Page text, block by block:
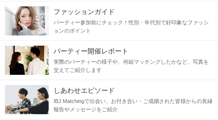
URBAIN HOTELS の手前を、左に曲がります。
ファッションガイド
パーティー参加前にチェック！性別・年代別で好印象なファッシ
ョンのポイント
パーティー開催レポート
実際のパーティーの様子や、何組マッチングしたかなど、写真を
交えてご紹介します
しあわせエピソード
IBJ Matchingで出会い、お付き合い・ご成婚された皆様からの良縁
報告やメッセージをご紹介